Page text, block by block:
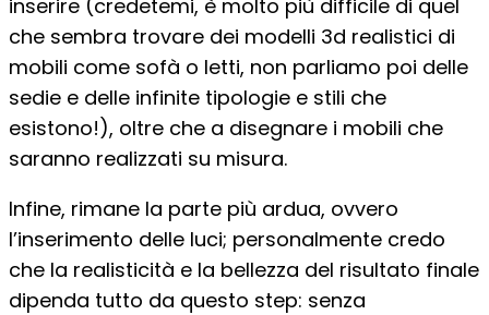
inserire (credetemi, è molto più difficile di quel
che sembra trovare dei modelli 3d realistici di
mobili come sofà o letti, non parliamo poi delle
sedie e delle infinite tipologie e stili che
esistono!), oltre che a disegnare i mobili che
saranno realizzati su misura.
Infine, rimane la parte più ardua, ovvero
l’inserimento delle luci; personalmente credo
che la realisticità e la bellezza del risultato finale
dipenda tutto da questo step: senza